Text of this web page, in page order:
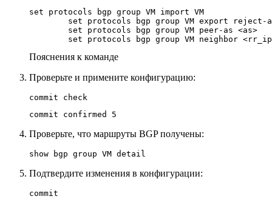
set protocols bgp group VM import VM
set protocols bgp group VM export reject-
        set protocols bgp group VM peer-as <as>
set protocols bgp group VM neighbor
Пояснения к команде
Проверьте и примените конфигурацию:
commit check
commit confirmed 5
Проверьте, что маршруты BGP получены:
show bgp group VM detail
Подтвердите изменения в конфигурации:
commit